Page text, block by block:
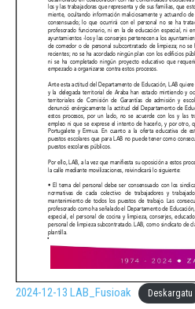
2024-12-13 LAB_Fusioak Deskargatu